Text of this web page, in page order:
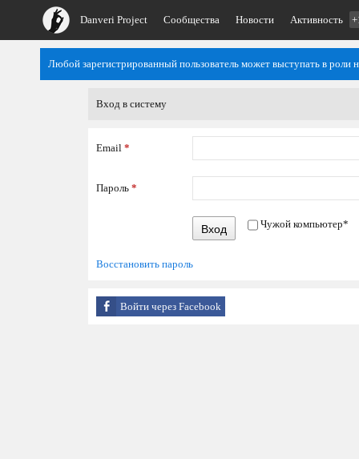
Danveri Project Сообщества Новости Активность
Любой зарегистрированный пользователь может выступать в роли
Вход в систему
Email *
Пароль *
Вход Чужой компьютер*
Восстановить пароль
Войти через Facebook